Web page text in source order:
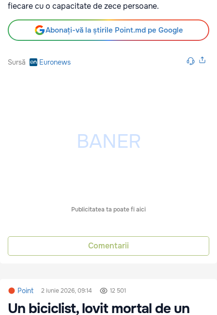
fiecare cu o capacitate de zece persoane.
Abonați-vă la știrile Point.md pe Google
Sursă Euronews
Publicitatea ta poate fi aici
Comentarii
Point 2 iunie 2026, 09:14 12 501
Un biciclist, lovit mortal de un